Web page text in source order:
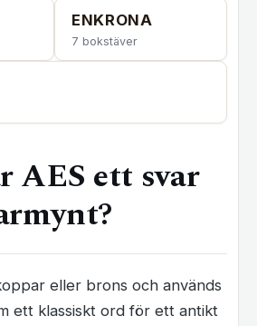
ENKRONA
7 bokstäver
AES ett svar
eller brons och används
ett klassiskt ord för ett antikt